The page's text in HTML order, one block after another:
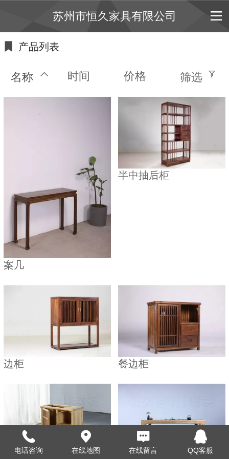
苏州市恒久家具有限公司
产品列表
名称 时间 价格 筛选
案几
半中抽后柜
边柜 餐边柜
电话咨询 在线地图 在线留言 QQ客服